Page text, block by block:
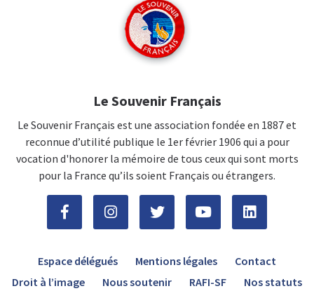
Le Souvenir Français
Le Souvenir Français est une association fondée en 1887 et
reconnue d’utilité publique le 1er février 1906 qui a pour
vocation d'honorer la mémoire de tous ceux qui sont morts
pour la France qu’ils soient Français ou étrangers.
Espace délégués Mentions légales
Contact
Droit à l’image
Nous soutenir RAFI-SF Nos statuts